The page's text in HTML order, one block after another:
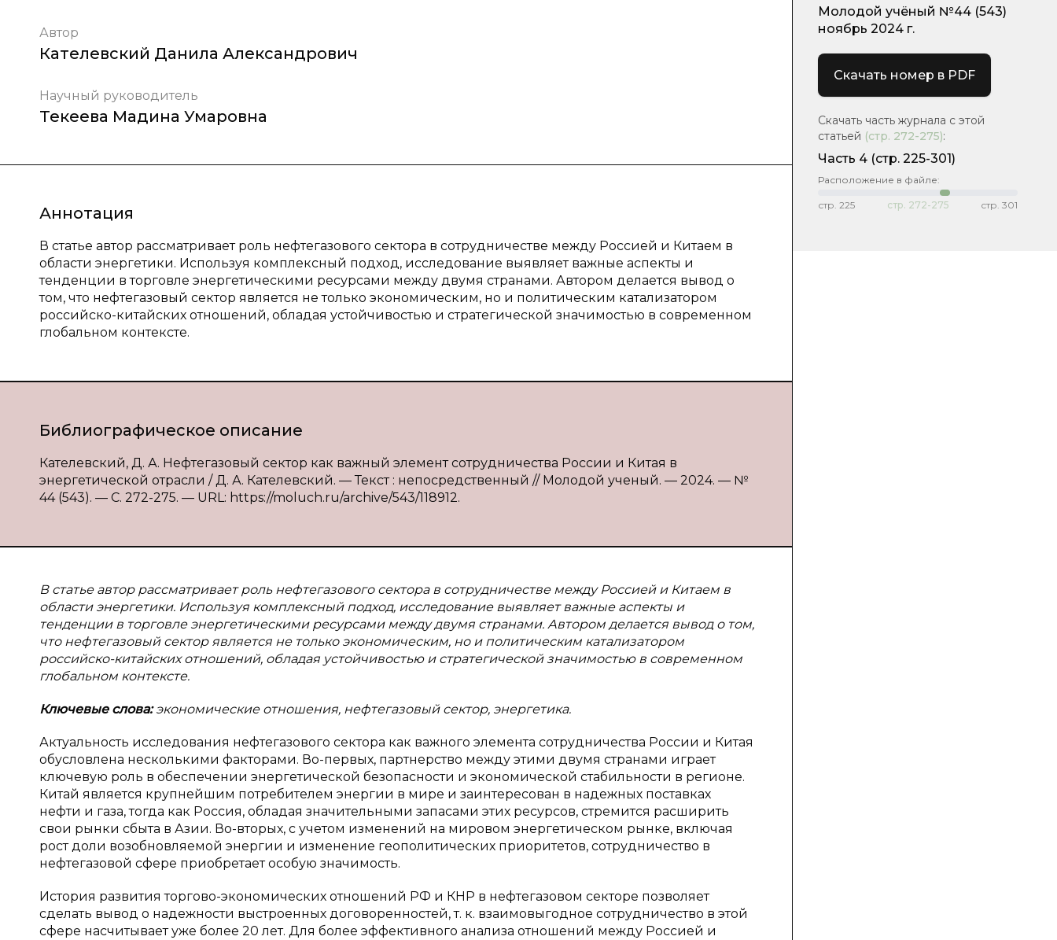
Автор
Кателевский Данила Александрович
Научный руководитель
Текеева Мадина Умаровна
Аннотация
В статье автор рассматривает роль нефтегазового сектора в сотрудничестве между Россией и Китаем в
области энергетики. Используя комплексный подход, исследование выявляет важные аспекты и
тенденции в торговле энергетическими ресурсами между двумя странами. Автором делается вывод о
том, что нефтегазовый сектор является не только экономическим, но и политическим катализатором
российско-китайских отношений, обладая устойчивостью и стратегической значимостью в современном
глобальном контексте.
Библиографическое описание
Кателевский, Д. А. Нефтегазовый сектор как важный элемент сотрудничества России и Китая в
энергетической отрасли / Д. А. Кателевский. — Текст : непосредственный // Молодой ученый. — 2024. — №
44 (543). — С. 272-275. — URL: https://moluch.ru/archive/543/118912.
В статье автор рассматривает роль нефтегазового сектора в сотрудничестве между Россией и Китаем в
области энергетики. Используя комплексный подход, исследование выявляет важные аспекты и
тенденции в торговле энергетическими ресурсами между двумя странами. Автором делается вывод о том,
что нефтегазовый сектор является не только экономическим, но и политическим катализатором
российско-китайских отношений, обладая устойчивостью и стратегической значимостью в современном
глобальном контексте.
Ключевые слова:экономические отношения, нефтегазовый сектор, энергетика.
Актуальность исследования нефтегазового сектора как важного элемента сотрудничества России и Китая
обусловлена несколькими факторами. Во-первых, партнерство между этими двумя странами играет
ключевую роль в обеспечении энергетической безопасности и экономической стабильности в регионе.
Китай является крупнейшим потребителем энергии в мире и заинтересован в надежных поставках
нефти и газа, тогда как Россия, обладая значительными запасами этих ресурсов, стремится расширить
свои рынки сбыта в Азии. Во-вторых, с учетом изменений на мировом энергетическом рынке, включая
рост доли возобновляемой энергии и изменение геополитических приоритетов, сотрудничество в
нефтегазовой сфере приобретает особую значимость.
История развития торгово-экономических отношений РФ и КНР в нефтегазовом секторе позволяет
сделать вывод о надежности выстроенных договоренностей, т. к. взаимовыгодное сотрудничество в этой
сфере насчитывает уже более 20 лет. Для более эффективного анализа отношений между Россией и
Молодой учёный №44 (543)
ноябрь 2024 г.
Скачать номер в PDF
Скачать часть журнала с этой
статьей (стр. 272-275):
Часть 4 (стр. 225-301)
Расположение в файле:
стр. 225 стр. 272-275 стр. 301